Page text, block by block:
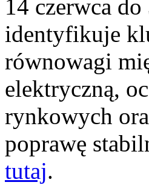
14 czerwca
identyfikuje
równowagi
elektryczną,
rynkowych
poprawę
tutaj.